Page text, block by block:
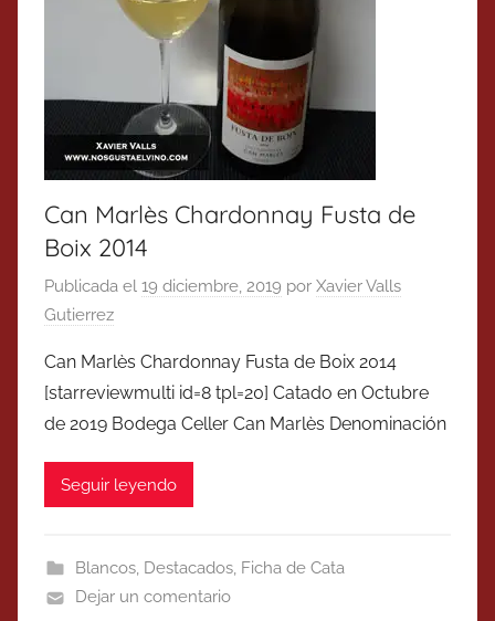
Can Marlès Chardonnay Fusta de
Boix 2014
Publicada el 19 diciembre, 2019 por Xavier Valls
Gutierrez
Can Marlès Chardonnay Fusta de Boix 2014
[starreviewmulti id=8 tpl=20] Catado en Octubre
de 2019 Bodega Celler Can Marlès Denominación
Seguir leyendo
Blancos, Destacados, Ficha de Cata
Dejar un comentario